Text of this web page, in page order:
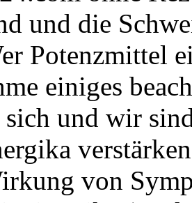
und die
Potenzmittel
einiges
sich und wir
von